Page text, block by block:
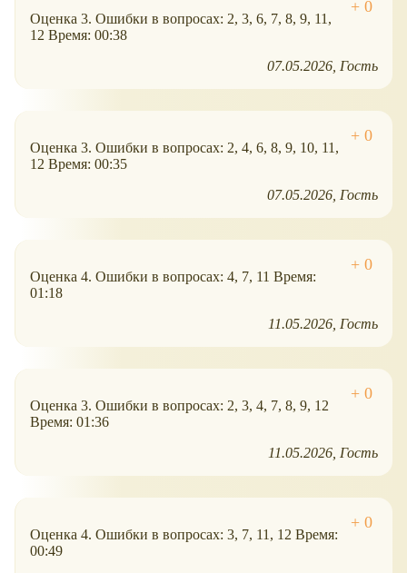
Оценка 3. Ошибки в вопросах: 2, 3, 6, 7, 8, 9, 11,
12 Время: 00:38
07.05.2026 Гость
Оценка 3. Ошибки в вопросах: 2, 4, 6, 8, 9, 10, 11,
12 Время: 00:35
07.05.2026 Гость
Оценка 4. Ошибки в вопросах: 4, 7, 11 Время:
01:18
11.05.2026 Гость
Оценка 3. Ошибки в вопросах: 2, 3, 4, 7, 8, 9, 12
Время: 01:36
11.05.2026 Гость
Оценка 4. Ошибки в вопросах: 3, 7, 11, 12 Время:
00:49